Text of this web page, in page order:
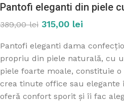
Pantofi eleganti din piele
389,00lei 315,00 lei
Pantofi eleganti dama
propriu din piele naturală, cu
piele foarte moale, constituie
crea tinute office sau
oferă confort sporit și îi fac